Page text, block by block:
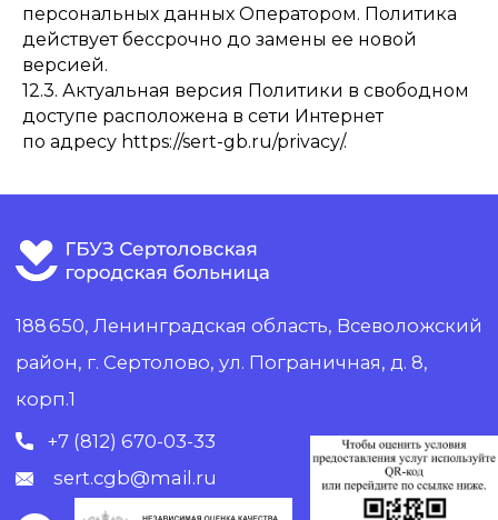
персональных данных Оператором. Политика
действует бессрочно до замены ее новой
версией.
12.3. Актуальная версия Политики в свободном
доступе расположена в сети Интернет
по адресу https://sert-gb.ru/privacy/.